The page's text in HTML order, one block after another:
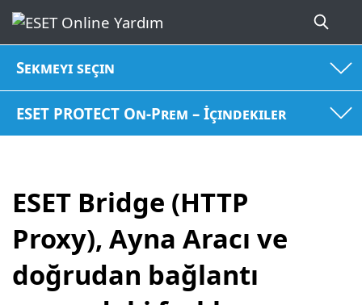
Sekmeyi seçin
ESET PROTECT On-Prem – İçindekiler
ESET Bridge (HTTP
Proxy), Ayna Aracı ve
doğrudan bağlantı